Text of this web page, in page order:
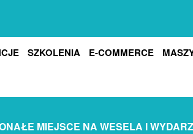
SZKOLENIA E-COMMERCE
MIEJSCE NA WESELA I